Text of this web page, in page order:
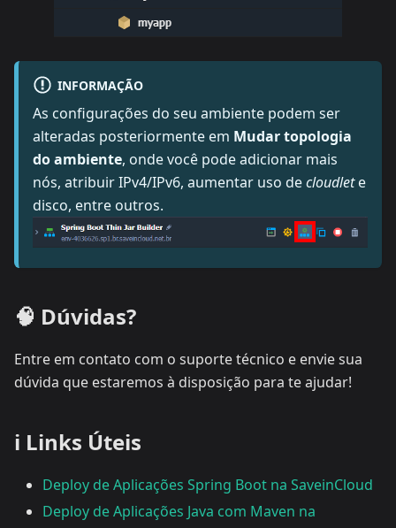
INFORMAÇÃO
As configurações do seu ambiente podem ser
alteradas posteriormente em Mudar topologia
do ambiente, onde você pode adicionar mais
nós, atribuir IPv4/IPv6, aumentar uso decloudlete
disco, entre outros.
🧠 Dúvidas?
Entre em contato com o suporte técnico e envie sua
dúvida que estaremos à disposição para te ajudar!
ℹ️ Links Úteis
Deploy de Aplicações Spring Boot na SaveinCloud
Deploy de Aplicações Java com Maven na